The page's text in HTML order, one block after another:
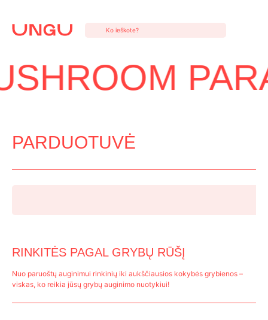
prie
turinio
PARDUOTUVĖ
RINKITĖS PAGAL GRYBŲ RŪŠĮ
Nuo paruoštų auginimui rinkinių iki aukščiausios kokybės grybienos –
viskas, ko reikia jūsų grybų auginimo nuotykiui!